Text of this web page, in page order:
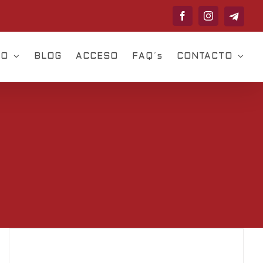
FacebookInstagram
Telegram
BLOG ACCESO FAQ´s CONTACTO